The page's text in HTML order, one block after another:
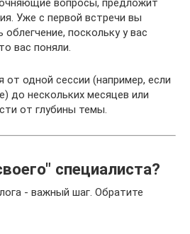
вопросы, предложит
Уже с первой встречи вы
поскольку у вас
вас поняли.
одной сессии (например, если
до нескольких месяцев или
от глубины темы.
специалиста?
- важный шаг. Обратите